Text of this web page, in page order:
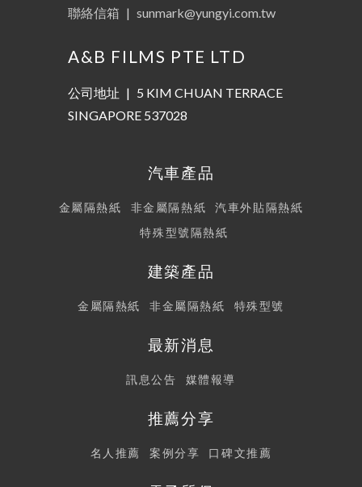
聯絡信箱 | sunmark@yungyi.com.tw
A&B FILMS PTE LTD
公司地址 | 5 KIM CHUAN TERRACE
SINGAPORE 537028
汽車產品
金屬隔熱紙 非金屬隔熱紙
汽車外貼隔熱紙
特殊型號隔熱紙
建築產品
金屬隔熱紙 非金屬隔熱紙 特殊型號
最新消息
訊息公告 媒體報導
推薦分享
名人推薦 案例分享 口碑文推薦